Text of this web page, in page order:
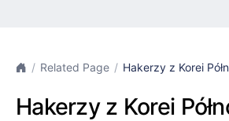
Related Page Hakerzy z Korei
Hakerzy z Korei